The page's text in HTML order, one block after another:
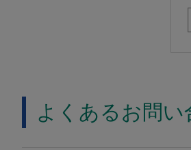
よくあるお問い